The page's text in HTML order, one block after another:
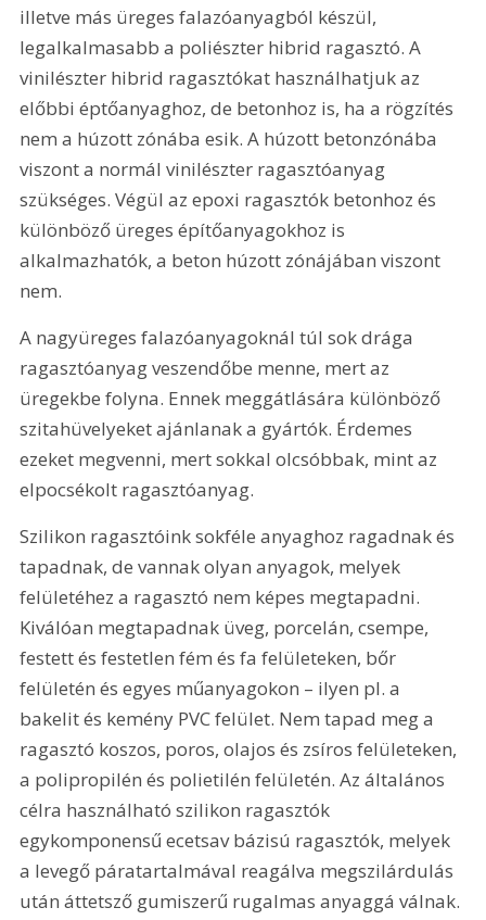
illetve más üreges falazóanyagból készül,
legalkalmasabb a poliészter hibrid ragasztó. A
vinilészter hibrid ragasztókat használhatjuk az
előbbi éptőanyaghoz, de betonhoz is, ha a rögzítés
nem a húzott zónába esik. A húzott betonzónába
viszont a normál vinilészter ragasztóanyag
szükséges. Végül az epoxi ragasztók betonhoz és
különböző üreges építőanyagokhoz is
alkalmazhatók, a beton húzott zónájában viszont
nem.
A nagyüreges falazóanyagoknál túl sok drága
ragasztóanyag veszendőbe menne, mert az
üregekbe folyna. Ennek meggátlására különböző
szitahüvelyeket ajánlanak a gyártók. Érdemes
ezeket megvenni, mert sokkal olcsóbbak, mint az
elpocsékolt ragasztóanyag.
Szilikon ragasztóink sokféle anyaghoz ragadnak és
tapadnak, de vannak olyan anyagok, melyek
felületéhez a ragasztó nem képes megtapadni.
Kiválóan megtapadnak üveg, porcelán, csempe,
festett és festetlen fém és fa felületeken, bőr
felületén és egyes műanyagokon – ilyen pl. a
bakelit és kemény PVC felület. Nem tapad meg a
ragasztó koszos, poros, olajos és zsíros felületeken,
a polipropilén és polietilén felületén. Az általános
célra használható szilikon ragasztók
egykomponensű ecetsav bázisú ragasztók, melyek
a levegő páratartalmával reagálva megszilárdulás
után áttetsző gumiszerű rugalmas anyaggá válnak.